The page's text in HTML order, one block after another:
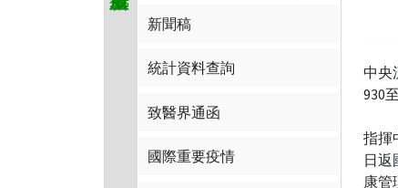
新聞稿
統計資料查詢
致醫界通函
國際重要疫情
中央
930
指揮
日返
康管